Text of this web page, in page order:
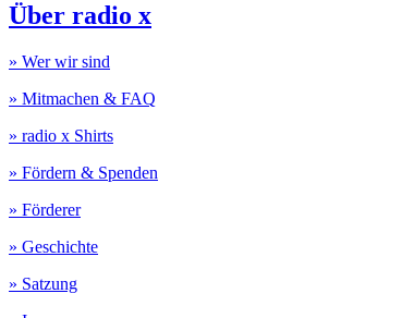
Über radio x
» Wer wir sind
» Mitmachen & FAQ
» radio x Shirts
» Fördern & Spenden
» Förderer
» Geschichte
» Satzung